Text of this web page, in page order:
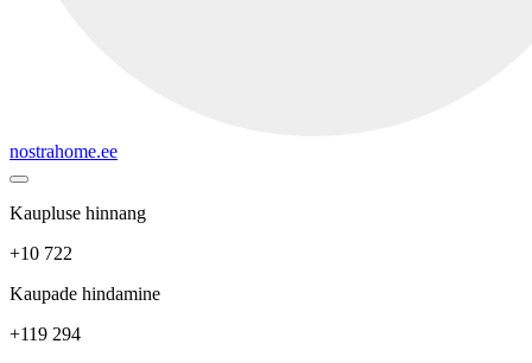
nostrahome.ee
Kaupluse hinnang
+10 722
Kaupade hindamine
+119 294